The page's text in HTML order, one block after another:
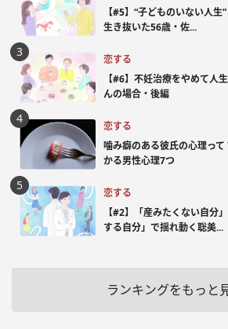
【#5】“子どものいない人
生き抜いた56歳・佐...
恋する
【#6】不妊治療をやめて人
んの場合・後編
恋する
噛み癖のある彼氏の心理っ
かる男性心理7つ
恋する
【#2】「産みたくない自分
する自分」で揺れ動く聡美...
ランキングをもっと